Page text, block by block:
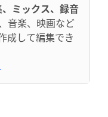
ミックス、録音
音楽、映画など
成して編集でき